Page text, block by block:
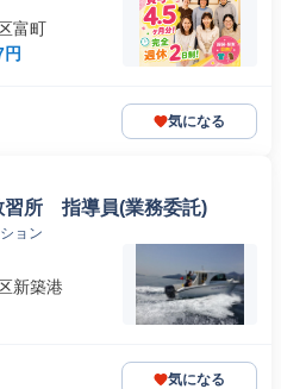
富町
気になる
習所 指導員(業務委託)
ョン
新築港
気になる